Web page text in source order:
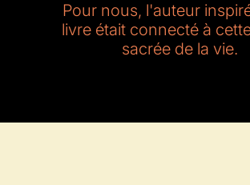
Pour nous, l'auteur
livre était connecté à
sacrée de la vie.